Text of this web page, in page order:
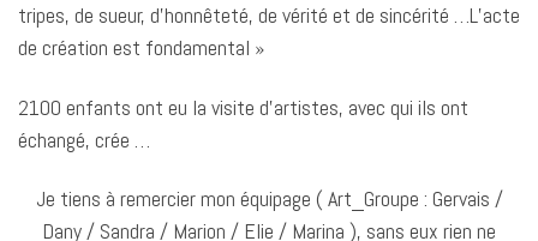
tripes, de sueur, d’honnêteté, de vérité et de sincérité …L’acte
de création est fondamental »
2100 enfants ont eu la visite d’artistes, avec qui ils ont
échangé, crée …
Je tiens à remercier mon équipage ( Art_Groupe : Gervais /
Dany / Sandra / Marion / Elie / Marina ), sans eux rien ne